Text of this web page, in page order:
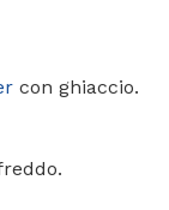
con ghiaccio.